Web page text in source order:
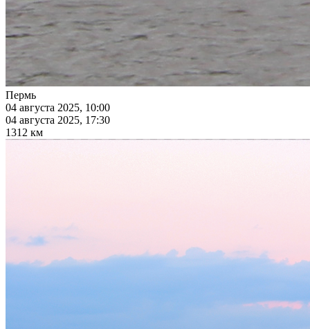
Пермь
04 августа 2025, 10:00
04 августа 2025, 17:30
1312 км